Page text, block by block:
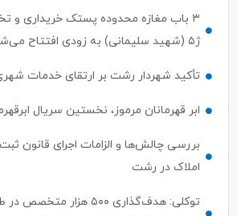
۳ باب مغازه محدوده پستک خریداری و
ژ۵ (شهید سلیمانی) به زودی افتتاح می‌شود
تأکید شهردار رشت بر ارتقای خدمات
ابر قهرمانان مرموز، نخستین سریال
بررسی چالش‌ها و الزامات اجرای قانون
املاک در رشت
توکلی: هدف‌گذاری ۵۰۰ هزار